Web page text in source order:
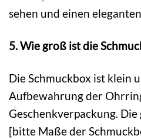
sehen und einen
5. Wie groß ist die
Die Schmuckbox ist klein
Aufbewahrung der
Geschenkverpackung.
[bitte Maße der